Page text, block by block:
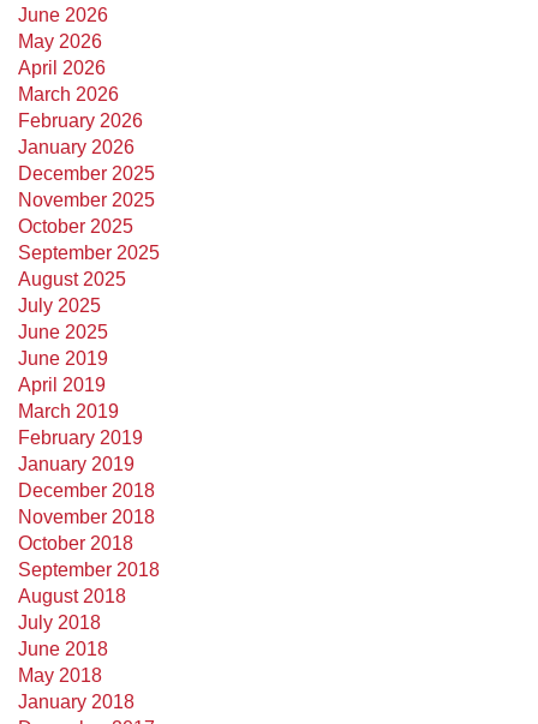
June 2026
May 2026
April 2026
March 2026
February 2026
January 2026
December 2025
November 2025
October 2025
September 2025
August 2025
July 2025
June 2025
June 2019
April 2019
March 2019
February 2019
January 2019
December 2018
November 2018
October 2018
September 2018
August 2018
July 2018
June 2018
May 2018
January 2018